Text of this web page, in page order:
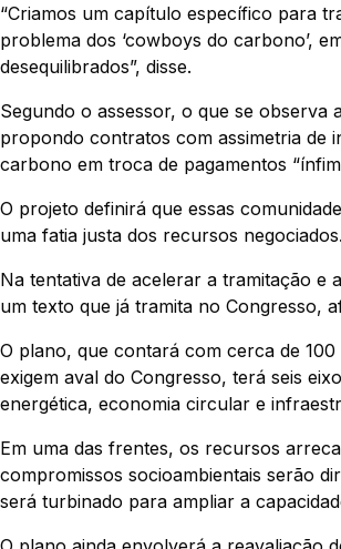
“Criamos um capítulo específico para
problema dos ‘cowboys do carbono’,
desequilibrados”, disse.
Segundo o assessor, o que se observa
propondo contratos com assimetria de
carbono em troca de pagamentos
O projeto definirá que essas
uma fatia justa dos recursos negociados.
Na tentativa de acelerar a tramitação
um texto que já tramita no Congresso,
O plano, que contará com cerca de
exigem aval do Congresso, terá seis
energética, economia circular e
Em uma das frentes, os recursos
compromissos socioambientais serão
será turbinado para ampliar a